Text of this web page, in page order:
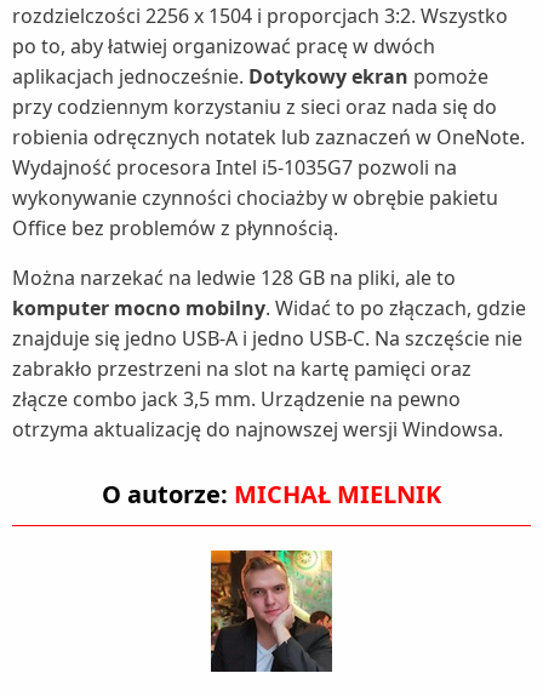
rozdzielczości 2256 x 1504 i proporcjach 3:2. Wszystko
po to, aby łatwiej organizować pracę w dwóch
aplikacjach jednocześnie. Dotykowy ekran pomoże
przy codziennym korzystaniu z sieci oraz nada się do
robienia odręcznych notatek lub zaznaczeń w OneNote.
Wydajność procesora Intel i5-1035G7 pozwoli na
wykonywanie czynności chociażby w obrębie pakietu
Office bez problemów z płynnością.
Można narzekać na ledwie 128 GB na pliki, ale to
komputer mocno mobilny. Widać to po złączach, gdzie
znajduje się jedno USB-A i jedno USB-C. Na szczęście nie
zabrakło przestrzeni na slot na kartę pamięci oraz
złącze combo jack 3,5 mm. Urządzenie na pewno
otrzyma aktualizację do najnowszej wersji Windowsa.
O autorze: MICHAŁ MIELNIK